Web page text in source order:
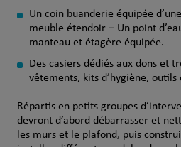
Un coin buanderie équipée
meuble étendoir – Un point
manteau et étagère équipée.
Des casiers dédiés aux dons et
vêtements, kits d’hygiène,
Répartis en petits groupes
devront d’abord débarrasser et
les murs et le plafond, puis